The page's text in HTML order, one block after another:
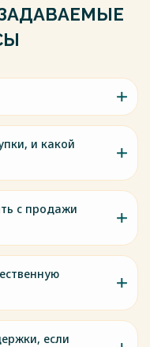
и какой
с продажи
если